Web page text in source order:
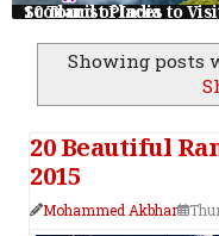
10 Tourist Places to Visit in Coorg - తెలుగులో కూర్గ్ ట్రిప్ - Scotland of India
Showing posts
20 Beautiful
2015
Mohammed Akbhar